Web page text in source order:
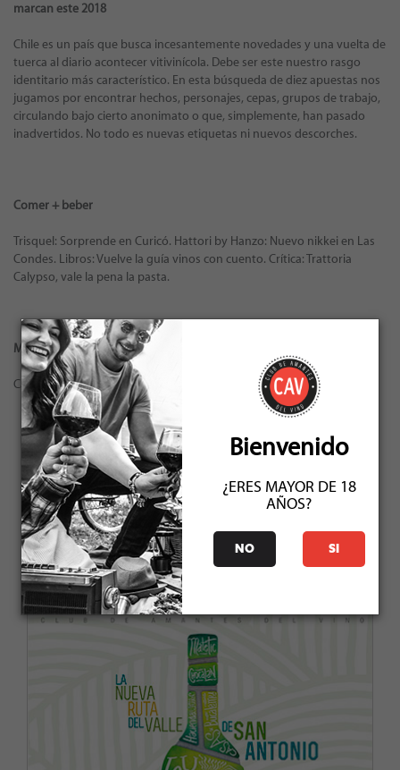
marcan este 2018
Chile es un país que busca incesantemente novedades y una vuelta de
tuerca al diario acontecer vitivinícola. Debe ser este nuestro rasgo
identitario más característico. En esta búsqueda de diez apuestas nos
jugamos por encontrar hechos, personajes, cepas, grupos de trabajo,
circulando bajo cierto anonimato o que, simplemente, han pasado
inadvertidos. No todo es nuevas etiquetas ni nuevos descorches.
Comer + beber
Trisquel: Sorprende en Curicó. Hattori by Hanzo: Nuevo nikkei en Las
Condes. Libros: Vuelve la guía vinos con cuento. Crítica: Trattoria
Calypso, vale la pena la pasta.
Mesa de Cata
Caleidoscopio - Mezclas tintas
← VOLVER A LAS EDICIONES
FEBRERO 2019
Bienvenido
¿ERES MAYOR DE 18
AÑOS?
NO SI